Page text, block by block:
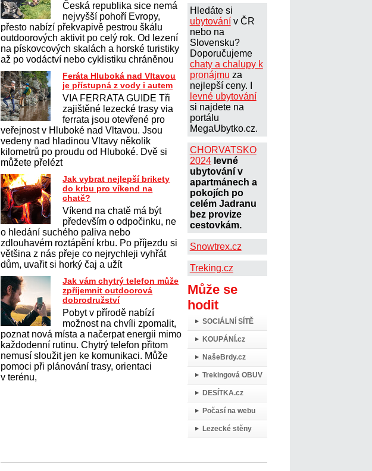
Hledáte si
ubytovánív ČR
nebo na
Slovensku?
Doporučujeme
chaty a chalupy k
pronájmu za
nejlepší ceny. I
levné ubytování
si najdete na
portálu
MegaUbytko.cz.
CHORVATSKO
2024 levné
ubytování v
apartmánech a
pokojích po
celém Jadranu
bez provize
cestovkám.
Snowtrex.cz
Treking.cz
Může se
hodit
SOCIÁLNÍ SÍTĚ
KOUPÁNÍ.cz
NašeBrdy.cz
Trekingová OBUV
DESÍTKA.cz
Počasí na webu
Lezecké stěny
Česká republika sice nemá
nejvyšší pohoří Evropy,
přesto nabízí překvapivě pestrou škálu
outdoorových aktivit po celý rok. Od lezení
na pískovcových skalách a horské turistiky
až po vodáctví nebo cyklistiku chráněnou
Feráta Hluboká nad Vltavou
je přístupná z vody i autem
VIA FERRATA GUIDE Tři
zajištěné lezecké trasy via
ferrata jsou otevřené pro
veřejnost v Hluboké nad Vltavou. Jsou
vedeny nad hladinou Vltavy několik
kilometrů po proudu od Hluboké. Dvě si
můžete přelézt
Jak vybrat nejlepší brikety
do krbu pro víkend na
chatě?
Víkend na chatě má být
především o odpočinku, ne
o hledání suchého paliva nebo
zdlouhavém roztápění krbu. Po příjezdu si
většina z nás přeje co nejrychleji vyhřát
dům, uvařit si horký čaj a užít
Jak vám chytrý telefon může
zpříjemnit outdoorová
dobrodružství
Pobyt v přírodě nabízí
možnost na chvíli zpomalit,
poznat nová místa a načerpat energii mimo
každodenní rutinu. Chytrý telefon přitom
nemusí sloužit jen ke komunikaci. Může
pomoci při plánování trasy, orientaci
v terénu,